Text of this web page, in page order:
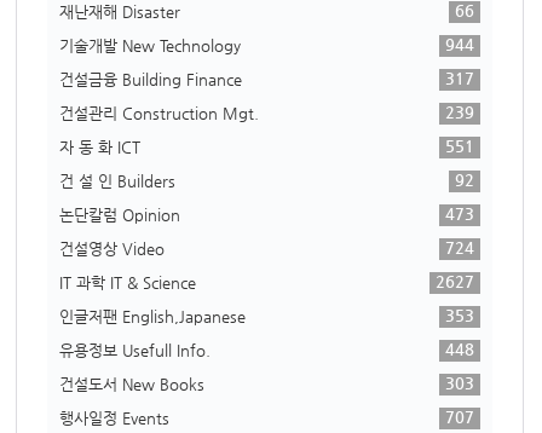
재난재해 Disaster
66
기술개발 New Technology
944
건설금융 Building Finance
317
건설관리 Construction Mgt.
239
자 동 화 ICT
551
건 설 인 Builders
92
논단칼럼 Opinion
473
건설영상 Video
724
IT 과학 IT & Science
2627
인글저팬 English,Japanese
353
유용정보 Usefull Info.
448
건설도서 New Books
303
행사일정 Events
707